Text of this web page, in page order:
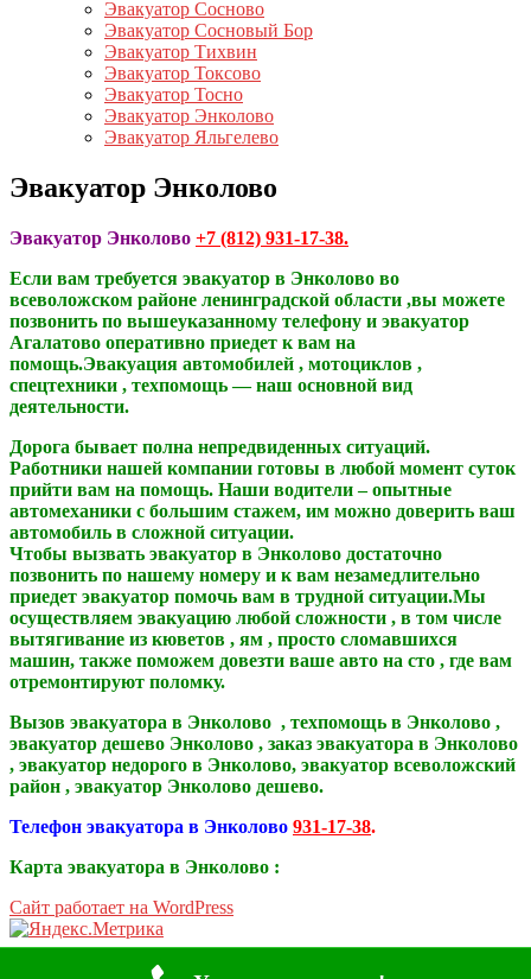
Эвакуатор Сосново
Эвакуатор Сосновый Бор
Эвакуатор Тихвин
Эвакуатор Токсово
Эвакуатор Тосно
Эвакуатор Энколово
Эвакуатор Яльгелево
Эвакуатор Энколово
Эвакуатор Энколово +7 (812) 931-17-38.
Если вам требуется эвакуатор в Энколово во
всеволожском районе ленинградской области ,вы можете
позвонить по вышеуказанному телефону и эвакуатор
Агалатово оперативно приедет к вам на
помощь.Эвакуация автомобилей , мотоциклов ,
спецтехники , техпомощь — наш основной вид
деятельности.
Дорога бывает полна непредвиденных ситуаций.
Работники нашей компании готовы в любой момент суток
прийти вам на помощь. Наши водители – опытные
автомеханики с большим стажем, им можно доверить ваш
автомобиль в сложной ситуации.
Чтобы вызвать эвакуатор в Энколово достаточно
позвонить по нашему номеру и к вам незамедлительно
приедет эвакуатор помочь вам в трудной ситуации.Мы
осуществляем эвакуацию любой сложности , в том числе
вытягивание из кюветов , ям , просто сломавшихся
машин, также поможем довезти ваше авто на сто , где вам
отремонтируют поломку.
Вызов эвакуатора в Энколово , техпомощь в Энколово ,
эвакуатор дешево Энколово , заказ эвакуатора в Энколово
, эвакуатор недорого в Энколово, эвакуатор всеволожский
район , эвакуатор Энколово дешево.
Телефон эвакуатора в Энколово 931-17-38.
Карта эвакуатора в Энколово :
Сайт работает на WordPress